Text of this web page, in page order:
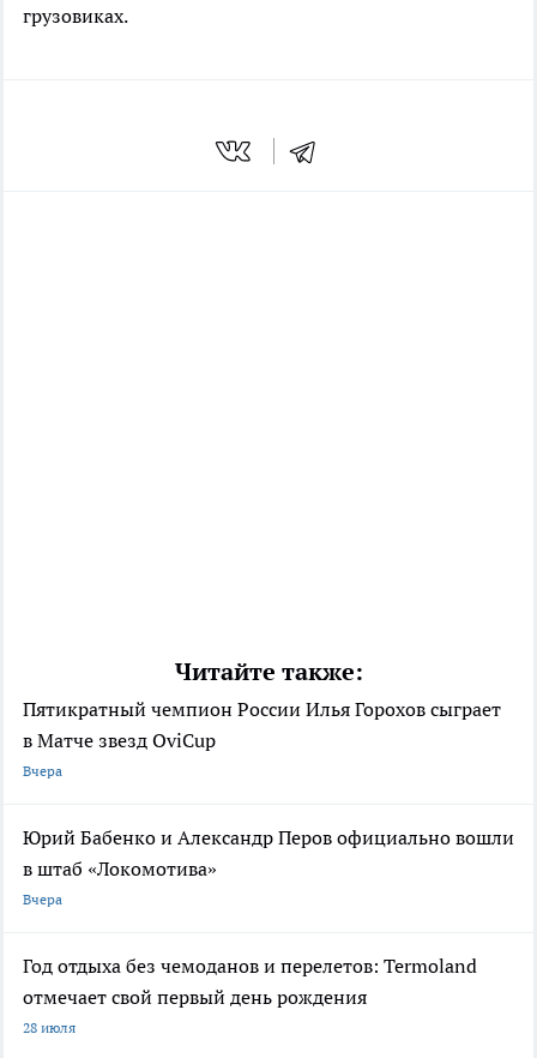
грузовиках.
Читайте также:
Пятикратный чемпион России Илья Горохов сыграет
в Матче звезд OviCup
Вчера
Юрий Бабенко и Александр Перов официально вошли
в штаб «Локомотива»
Вчера
Год отдыха без чемоданов и перелетов: Termoland
отмечает свой первый день рождения
28 июля